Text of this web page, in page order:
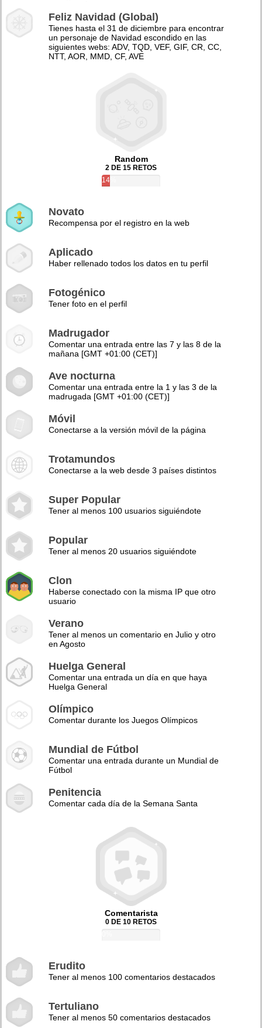
Feliz Navidad (Global)
Tienes hasta el 31 de diciembre para encontrar
un personaje de Navidad escondido en las
siguientes webs: ADV, TQD, VEF, GIF, CR, CC,
NTT, AOR, MMD, CF, AVE
Random
2 DE 15 RETOS
14%
Novato
Recompensa por el registro en la web
Aplicado
Haber rellenado todos los datos en tu perfil
Fotogénico
Tener foto en el perfil
Madrugador
Comentar una entrada entre las 7 y las 8 de la
mañana [GMT +01:00 (CET)]
Ave nocturna
Comentar una entrada entre la 1 y las 3 de la
madrugada [GMT +01:00 (CET)]
Móvil
Conectarse a la versión móvil de la página
Trotamundos
Conectarse a la web desde 3 países distintos
Super Popular
Tener al menos 100 usuarios siguiéndote
Popular
Tener al menos 20 usuarios siguiéndote
Clon
Haberse conectado con la misma IP que otro
usuario
Verano
Tener al menos un comentario en Julio y otro
en Agosto
Huelga General
Comentar una entrada un día en que haya
Huelga General
Olímpico
Comentar durante los Juegos Olímpicos
Mundial de Fútbol
Comentar una entrada durante un Mundial de
Fútbol
Penitencia
Comentar cada día de la Semana Santa
Comentarista
0 DE 10 RETOS
Erudito
Tener al menos 100 comentarios destacados
Tertuliano
Tener al menos 50 comentarios destacados